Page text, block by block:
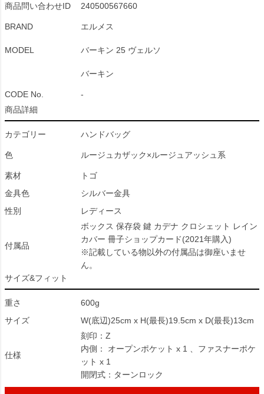
商品問い合わせID 240500567660
BRAND エルメス
MODEL バーキン 25 ヴェルソ
バーキン
CODE No.
-
商品詳細
カテゴリー ハンドバッグ
色 ルージュカザック×ルージュアッシュ系
素材
トゴ
金具色
シルバー金具
性別
レディース
付属品
ボックス 保存袋 鍵 カデナ クロシェット レイン
カバー 冊子ショップカード(2021年購入)
※記載している物以外の付属品は御座いませ
ん。
サイズ&フィット
重さ
600g
サイズ
W(底辺)25cm x H(最長)19.5cm x D(最長)13cm
仕様
刻印：Z
内側： オープンポケット x 1 、ファスナーポケ
ット x 1
開閉式：ターンロック